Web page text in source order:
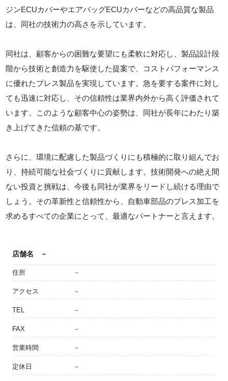
ジンECUカバーやエアバッグECUカバーなどの高品質な製品
は、同社の技術力の高さを示しています。
同社は、顧客からの困難な要望にも柔軟に対応し、製品設計段
階から技術と創造力を駆使した提案で、コストパフォーマンス
に優れたプレス製品を実現しています。急を要する案件に対し
ても迅速に対応し、その信頼性は業界内外から高く評価されて
います。このような顧客中心の姿勢は、同社が長年にわたり築
き上げてきた信頼の基です。
さらに、環境に配慮した製品づくりにも積極的に取り組んでお
り、持続可能な社会づくりに貢献します。技術開発への絶え間
ない投資と挑戦は、今後も同社が業界をリードし続ける理由で
しょう。その革新性と信頼性から、自動車部品のプレス加工を
求めるすべての企業にとって、最適なパートナーと言えます。
店舗名 －
住所 －
アクセス －
TEL －
FAX －
営業時間 －
定休日 －